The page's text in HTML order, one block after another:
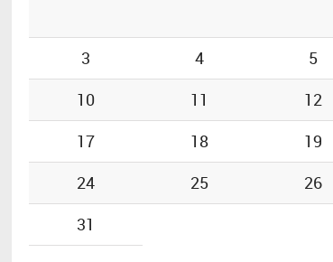
3
4 5
10
11 12
17
18 19
24
25 26
31